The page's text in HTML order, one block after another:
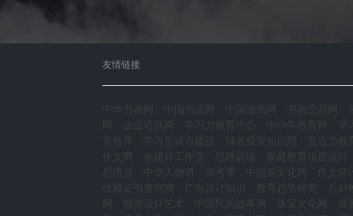
友情链接
中华书画网 中国书法网 中国油画网 书画交易网
网
企业培训网 学习力教育中心 中小学教育网
育智库
学习型城市建设 域名投资知识网
意志力教
作文网
余建祥工作室 思维训练
家庭教育顶层设计
思维谷
中华人物谱 高考季 中国茶文化网
作文评
收藏证书查询网
广告设计知识 教育趋势研究
八卦
网
雕塑设计艺术 中国民间故事网 珠宝文化网
世